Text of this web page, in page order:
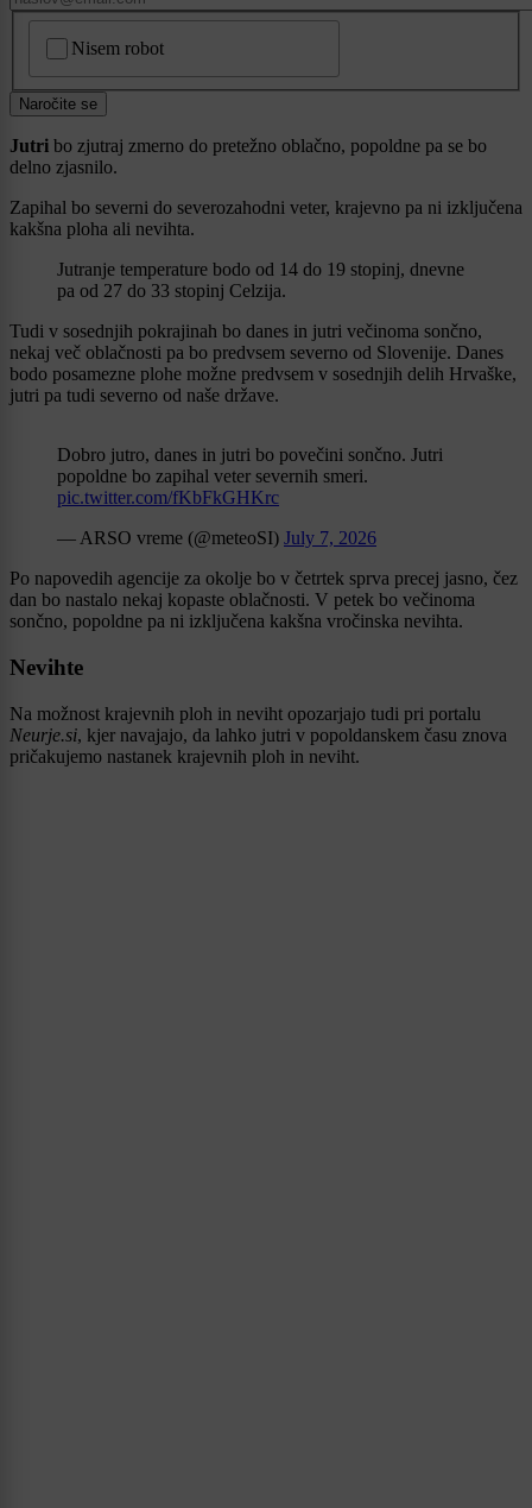
Nisem robot
Naročite se
Jutri bo zjutraj zmerno do pretežno oblačno, popoldne pa se bo
delno zjasnilo.
Zapihal bo severni do severozahodni veter, krajevno pa ni izključena
kakšna ploha ali nevihta.
Jutranje temperature bodo od 14 do 19 stopinj, dnevne
pa od 27 do 33 stopinj Celzija.
Tudi v sosednjih pokrajinah bo danes in jutri večinoma sončno,
nekaj več oblačnosti pa bo predvsem severno od Slovenije. Danes
bodo posamezne plohe možne predvsem v sosednjih delih Hrvaške,
jutri pa tudi severno od naše države.
Dobro jutro, danes in jutri bo povečini sončno. Jutri
popoldne bo zapihal veter severnih smeri.
pic.twitter.com/fKbFkGHKrc
— ARSO vreme (@meteoSI) July 7, 2026
Po napovedih agencije za okolje bo v četrtek sprva precej jasno, čez
dan bo nastalo nekaj kopaste oblačnosti. V petek bo večinoma
sončno, popoldne pa ni izključena kakšna vročinska nevihta.
Nevihte
Na možnost krajevnih ploh in neviht opozarjajo tudi pri portalu
Neurje.si, kjer navajajo, da lahko jutri v popoldanskem času znova
pričakujemo nastanek krajevnih ploh in neviht.